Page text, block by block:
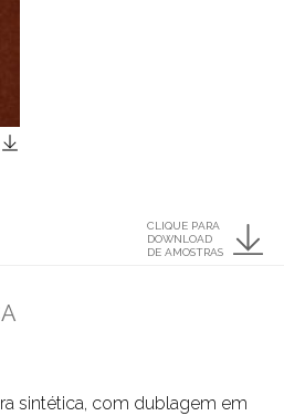
CLIQUE PARA
DOWNLOAD
DE AMOSTRAS
sintética, com dublagem em